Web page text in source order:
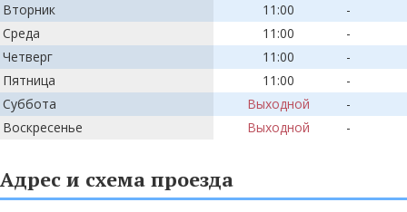
Вторник
11:00
-
Среда
11:00
-
Четверг
11:00
-
Пятница
11:00
-
Суббота
Выходной
-
Воскресенье
Выходной -
Адрес и схема проезда